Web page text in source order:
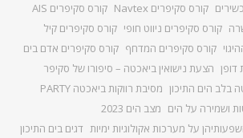
קורס סקיפרים Navtex
קורס סקיפרים AIS
קורס סקיפרים ניווט חופי קורס סקיפרים קיל
קורס סקיפרים המדחף קורס סקיפרים אדם בים
דופן הצעת נישואין ביאכטה – סיפורו של סקיפר
בלב הים התיכון מסיבת רווקות ביאכטה PARTY
ושמירה על הים מצב הים 2023
על מערכות אקולוגיות ימיות דגים בים התיכון